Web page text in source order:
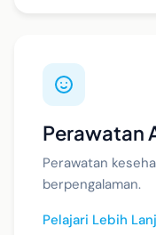
Perawatan
Perawatan
berpengalaman.
Pelajari Lebih